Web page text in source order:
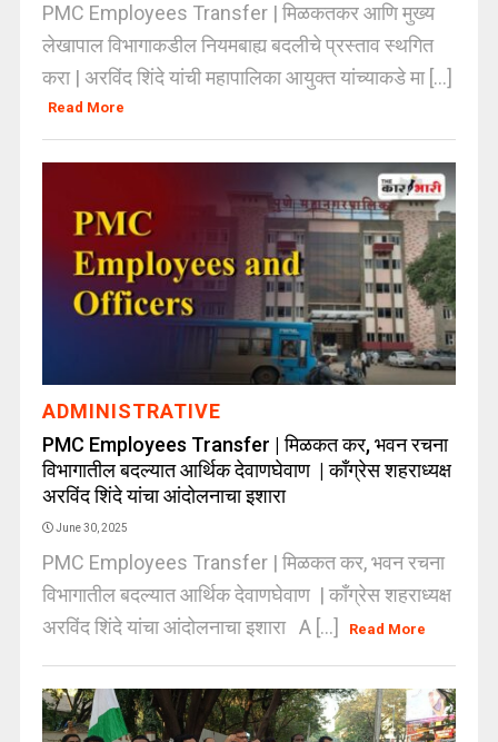
PMC Employees Transfer | मिळकतकर आणि मुख्य
लेखापाल विभागाकडील नियमबाह्य बदलीचे प्रस्ताव स्थगित
करा | अरविंद शिंदे यांची महापालिका आयुक्त यांच्याकडे मा [...]
Read More
ADMINISTRATIVE
PMC Employees Transfer | मिळकत कर, भवन रचना
विभागातील बदल्यात आर्थिक देवाणघेवाण | कॉंग्रेस शहराध्यक्ष
अरविंद शिंदे यांचा आंदोलनाचा इशारा
June 30, 2025
PMC Employees Transfer | मिळकत कर, भवन रचना
विभागातील बदल्यात आर्थिक देवाणघेवाण | कॉंग्रेस शहराध्यक्ष
अरविंद शिंदे यांचा आंदोलनाचा इशारा A [...]
Read More